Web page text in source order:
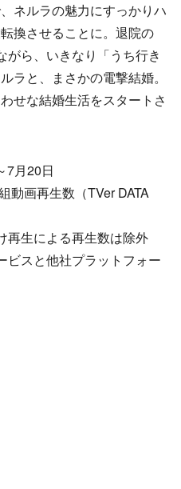
ネルラの魅力にすっかりハ
換させることに。退院の
がら、いきなり「うち行き
ラと、まさかの電撃結婚。
せな結婚生活をスタートさ
7月20日
動画再生数（TVer DATA
再生による再生数は除外
ビスと他社プラットフォー